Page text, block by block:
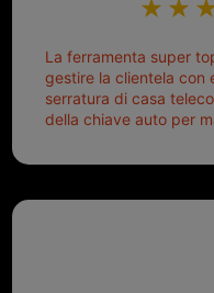
La ferramenta super
gestire la clientela con
serratura di casa
della chiave auto per
meglio ferramenta de